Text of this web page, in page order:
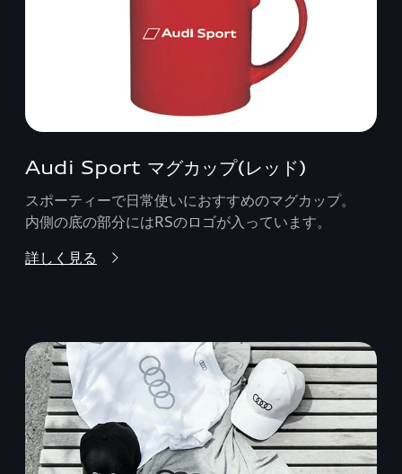
Audi Sport マグカップ(レッド)
スポーティーで日常使いにおすすめのマグカップ。
内側の底の部分にはRSのロゴが入っています。
詳しく見る